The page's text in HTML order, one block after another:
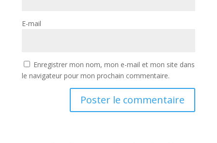
E-mail
Enregistrer mon nom, mon e-mail et mon site dans
le navigateur pour mon prochain commentaire.